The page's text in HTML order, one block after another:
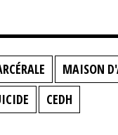
MAISON
CEDH